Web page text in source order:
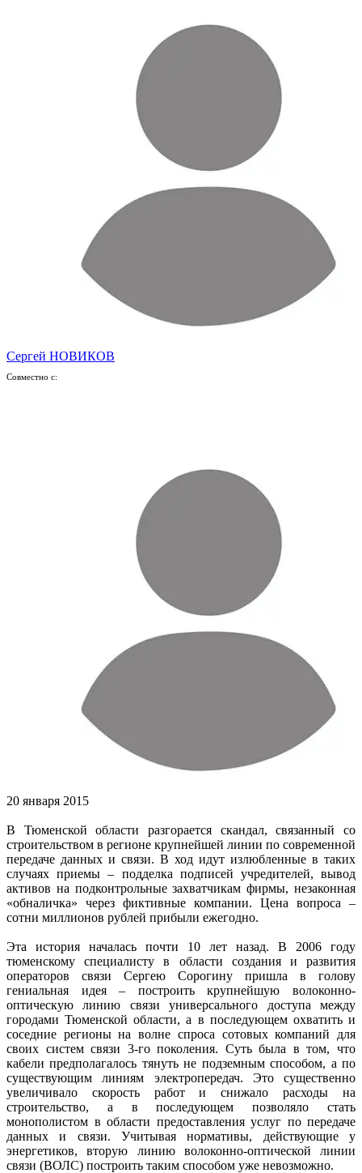
Сергей НОВИКОВ
Совместно с:
20 января 2015
В Тюменской области разгорается скандал, связанный со
строительством в регионе крупнейшей линии по современной
передаче данных и связи. В ход идут излюбленные в таких
случаях приемы – подделка подписей учредителей, вывод
активов на подконтрольные захватчикам фирмы, незаконная
«обналичка» через фиктивные компании. Цена вопроса –
сотни миллионов рублей прибыли ежегодно.
Эта история началась почти 10 лет назад. В 2006 году
тюменскому специалисту в области создания и развития
операторов связи Сергею Сорогину пришла в голову
гениальная идея – построить крупнейшую волоконно-
оптическую линию связи универсального доступа между
городами Тюменской области, а в последующем охватить и
соседние регионы на волне спроса сотовых компаний для
своих систем связи 3-го поколения. Суть была в том, что
кабели предполагалось тянуть не подземным способом, а по
существующим линиям электропередач. Это существенно
увеличивало скорость работ и снижало расходы на
строительство, а в последующем позволяло стать
монополистом в области предоставления услуг по передаче
данных и связи. Учитывая нормативы, действующие у
энергетиков, вторую линию волоконно-оптической линии
связи (ВОЛС) построить таким способом уже невозможно.